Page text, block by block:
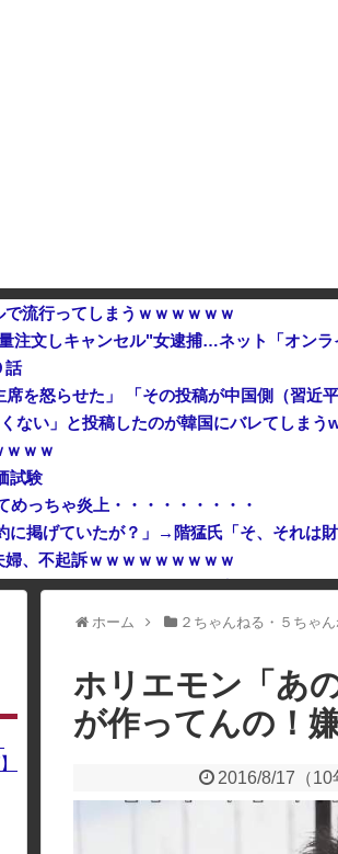
流行ってしまうｗｗｗｗｗｗ
注文しキャンセル"女逮捕…ネット「オン
話
を怒らせた」 「その投稿が中国側（習近
ない」と投稿したのが韓国にバレてしまう
ｗｗｗ
試験
めっちゃ炎上・・・・・・・・・
に掲げていたが？」→階猛氏「そ、それは
、不起訴ｗｗｗｗｗｗｗｗｗ
している場合、一部のコンテンツが表示されな
ホーム ２ちゃんねる・５ちゃ
ホリエモン「あ
が作ってんの！
2016/8/17 （10